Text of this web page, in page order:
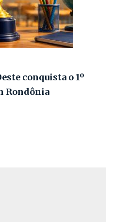
conquista o 1º
Rondônia